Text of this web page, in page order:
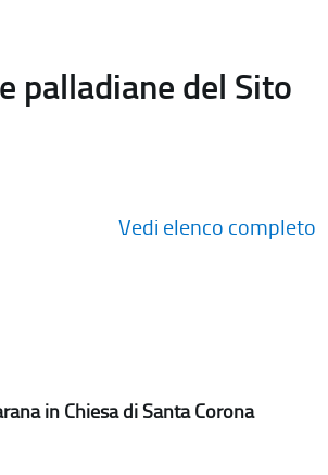
palladiane del Sito
Vedi elenco completo
in Chiesa di Santa Corona